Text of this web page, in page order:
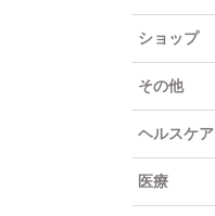
ショップ
その他
ヘルスケア
医療